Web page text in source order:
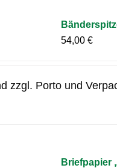
54,00€
zzgl. Porto und
Briefpapier